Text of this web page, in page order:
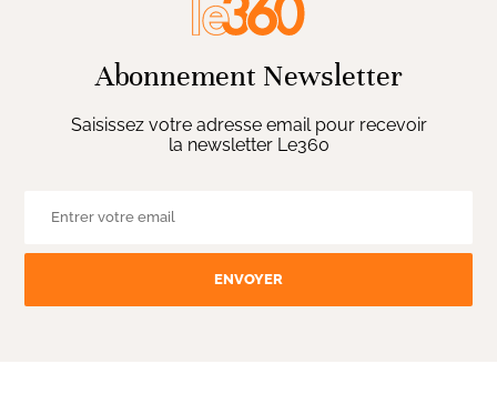
Abonnement Newsletter
Saisissez votre adresse email pour recevoir
la newsletter Le360
ENVOYER